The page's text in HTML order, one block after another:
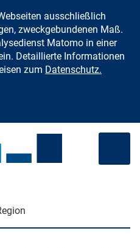
Zum Inhalt springen
ausschließlich
zweckgebundenen Maß.
Matomo in einer
Detaillierte Informationen
zum Datenschutz.